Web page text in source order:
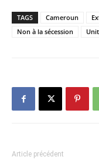
TAGS Cameroun
Non à la sécession
Article précédent